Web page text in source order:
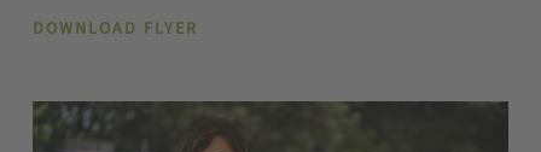
DOWNLOAD FLYER